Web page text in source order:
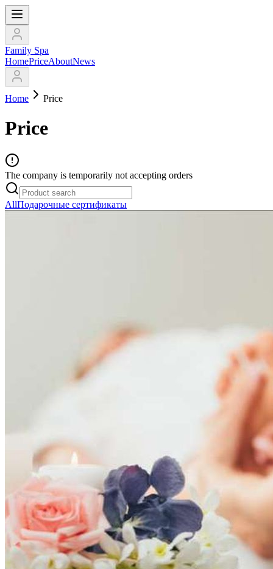
Family Spa
HomePriceAboutNews
Home Price
Price
The company is temporarily not accepting orders
AllПодарочные сертификаты